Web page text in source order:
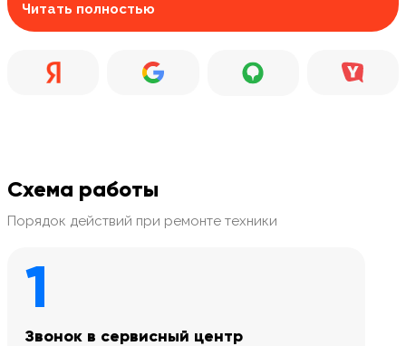
Читать полностью
Схема работы
Порядок действий при ремонте техники
1
Звонок в сервисный центр